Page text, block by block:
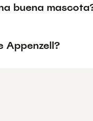
buena
Appenzell?